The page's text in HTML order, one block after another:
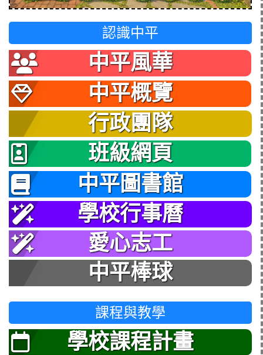
認識中平
中平風華
中平概覽
行政團隊
班級網頁
中平圖書館
學校行事曆
愛心志工
中平棒球
課程與教學
學校課程計畫